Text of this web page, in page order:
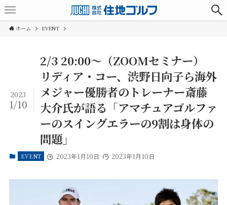
ホーム EVENT
2/3 20:00〜（ZOOMセミナー）
リディア・コー、渋野日向子ら海外
メジャー優勝者のトレーナー斎藤
大介氏が語る「アマチュアゴルファ
ーのスイングエラーの9割は身体の
問題」
2023
1/10
EVENT 2023年1月10日 2023年1月10日